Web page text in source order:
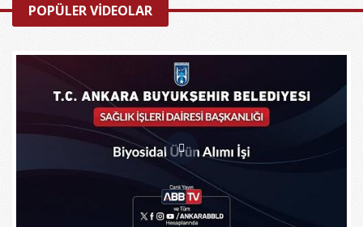
POPÜLER VİDEOLAR